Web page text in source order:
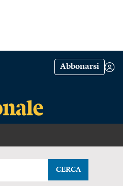
Abbonarsi
CERCA